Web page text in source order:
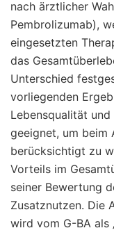
nach ärztlicher
Pembrolizumab),
eingesetzten
das
Unterschied
vorliegenden
Lebensqualität
geeignet, um beim
berücksichtigt zu
Vorteils im
seiner Bewertung
Zusatznutzen. Die
wird vom G-BA als